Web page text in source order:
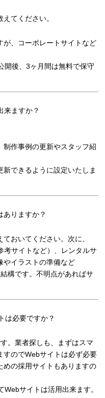
てください。
が、コーポレートサイトなど
開後、3ヶ月間は無料で保守
来ますか？
制作事例の更新やスタッフ紹
できるように設定いたしま
ありますか？
おいてください。次に、
考サイトなど）、レンタルサ
やイラストの準備など
構です。不明点があればサ
は必要ですか？
。業者探しも、まずはスマ
すのでWebサイトは必ず必要
めの採用サイトもありますの
サイトは活用出来ます。